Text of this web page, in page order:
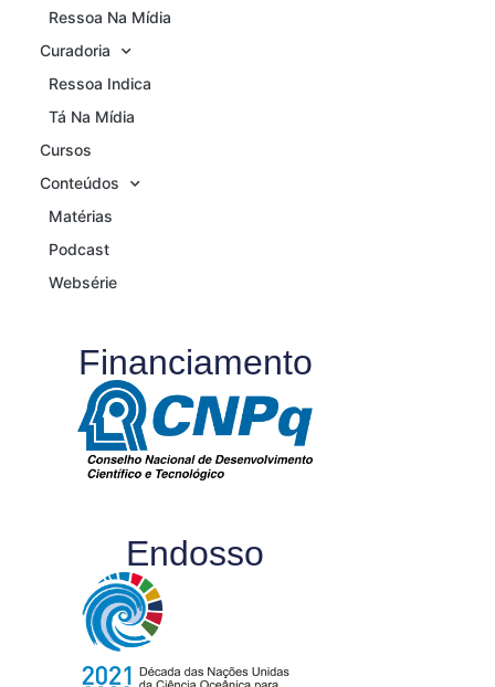
Ressoa Na Mídia
Curadoria
Ressoa Indica
Tá Na Mídia
Cursos
Conteúdos
Matérias
Podcast
Websérie
Financiamento
Endosso